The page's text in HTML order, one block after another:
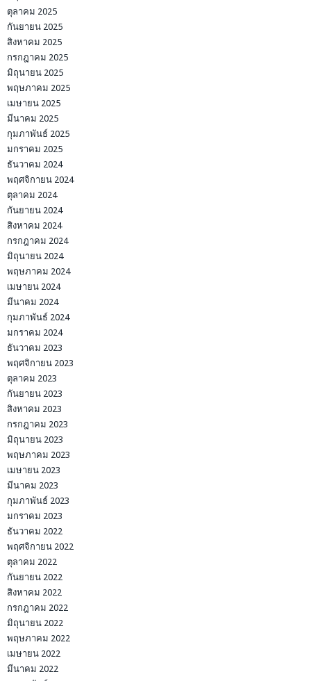
ตุลาคม 2025
กันยายน 2025
สิงหาคม 2025
กรกฎาคม 2025
มิถุนายน 2025
พฤษภาคม 2025
เมษายน 2025
มีนาคม 2025
กุมภาพันธ์ 2025
มกราคม 2025
ธันวาคม 2024
พฤศจิกายน 2024
ตุลาคม 2024
กันยายน 2024
สิงหาคม 2024
กรกฎาคม 2024
มิถุนายน 2024
พฤษภาคม 2024
เมษายน 2024
มีนาคม 2024
กุมภาพันธ์ 2024
มกราคม 2024
ธันวาคม 2023
พฤศจิกายน 2023
ตุลาคม 2023
กันยายน 2023
สิงหาคม 2023
กรกฎาคม 2023
มิถุนายน 2023
พฤษภาคม 2023
เมษายน 2023
มีนาคม 2023
กุมภาพันธ์ 2023
มกราคม 2023
ธันวาคม 2022
พฤศจิกายน 2022
ตุลาคม 2022
กันยายน 2022
สิงหาคม 2022
กรกฎาคม 2022
มิถุนายน 2022
พฤษภาคม 2022
เมษายน 2022
มีนาคม 2022